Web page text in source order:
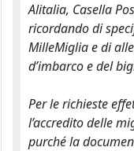
Alitalia, Casella
ricordando di
MilleMiglia e di
d’imbarco e del
Per le richieste
l’accredito delle
purché la